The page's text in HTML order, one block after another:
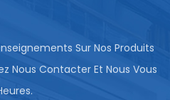
Sur Nos Produits
Nous Contacter Et Nous Vous